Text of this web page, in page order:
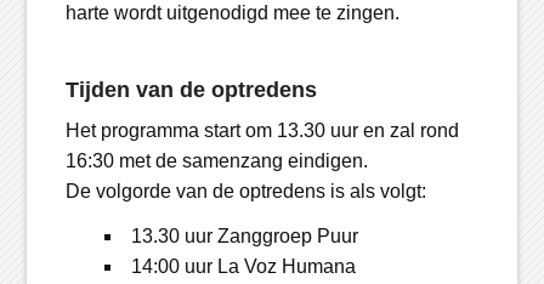
harte wordt uitgenodigd mee te zingen.
Tijden van de optredens
Het programma start om 13.30 uur en zal rond
16:30 met de samenzang eindigen.
De volgorde van de optredens is als volgt:
13.30 uur Zanggroep Puur
14:00 uur La Voz Humana